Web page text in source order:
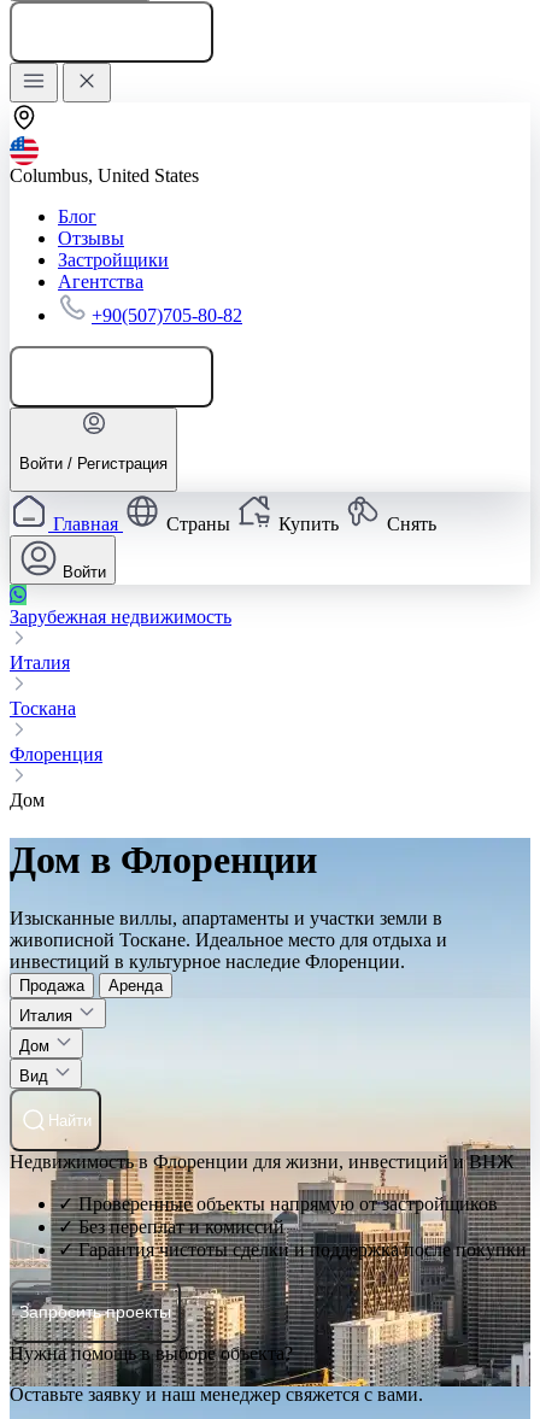
Columbus, United States
Блог
Отзывы
Застройщики
Агентства
+90(507)705-80-82
Войти / Регистрация
Главная Страны Купить Снять
Войти
Зарубежная недвижимость
Италия
Тоскана
Флоренция
Дом
Дом в Флоренции
Изысканные виллы, апартаменты и участки земли в
живописной Тоскане. Идеальное место для отдыха и
инвестиций в культурное наследие Флоренции.
Продажа
Аренда
Италия
Дом
Вид
Найти
Недвижимость в Флоренции для жизни, инвестиций и ВНЖ
✓ Проверенные объекты напрямую от застройщиков
✓ Без переплат и комиссий
✓ Гарантия чистоты сделки и поддержка после покупки
Запросить проекты
Нужна помощь в выборе объекта?
Оставьте заявку и наш менеджер свяжется с вами.